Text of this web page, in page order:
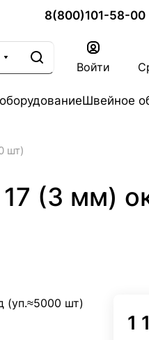
8(800)101-58-00
Войти
Швейное
шт)
(3 мм)
шт)
1